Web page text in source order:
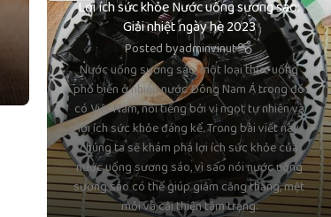
Lợi ích sức khỏe Nước uống sương sáo:
Giải nhiệt ngày hè 2023
Posted byadminvinut
Nước uống sương sáo, một loại thức uống
phổ biến ở nhiều nước Đông Nam Á trong đó
có Việt Nam, nổi tiếng bởi vị ngọt tự nhiên và
lợi ích sức khỏe đáng kể. Trong bài viết này,
chúng ta sẽ khám phá lợi ích sức khỏe của
nước uống sương sáo, vì sao nói nước uống
sương sáo có thể giúp giảm căng thẳng, mệt
mỏi và cải thiện tâm trạng.